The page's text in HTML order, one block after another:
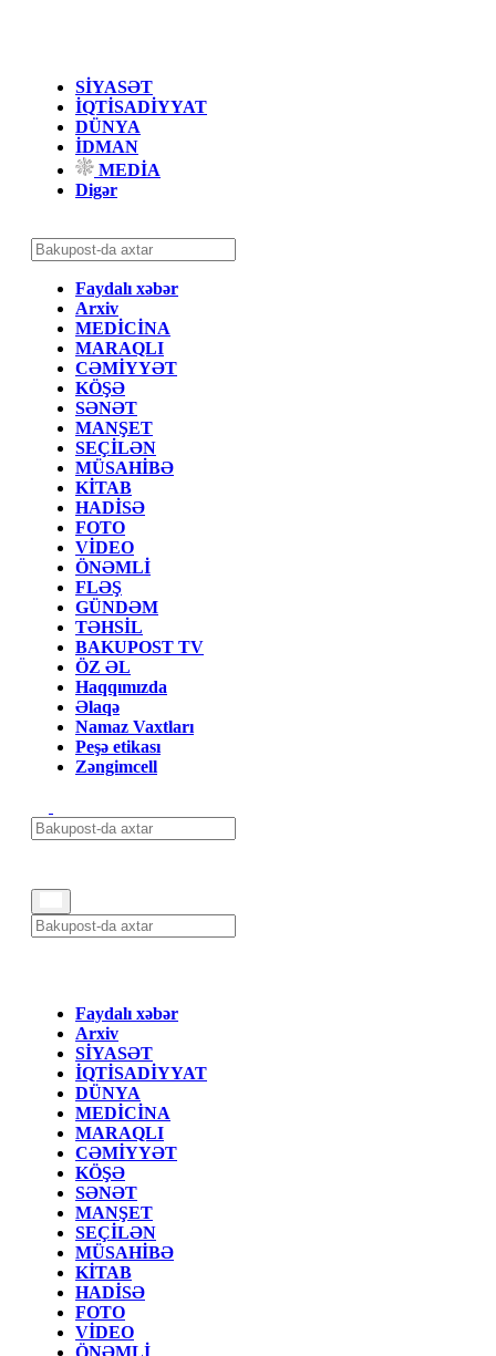
SİYASƏT
İQTİSADİYYAT
DÜNYA
İDMAN
MEDİA
Digər
Faydalı xəbər
Arxiv
MEDİCİNA
MARAQLI
CƏMİYYƏT
KÖŞƏ
SƏNƏT
MANŞET
SEÇİLƏN
MÜSAHİBƏ
KİTAB
HADİSƏ
FOTO
VİDEO
ÖNƏMLİ
FLƏŞ
GÜNDƏM
TƏHSİL
BAKUPOST TV
ÖZ ƏL
Haqqımızda
Əlaqə
Namaz Vaxtları
Peşə etikası
Zəngimcell
Faydalı xəbər
Arxiv
SİYASƏT
İQTİSADİYYAT
DÜNYA
MEDİCİNA
MARAQLI
CƏMİYYƏT
KÖŞƏ
SƏNƏT
MANŞET
SEÇİLƏN
MÜSAHİBƏ
KİTAB
HADİSƏ
FOTO
VİDEO
ÖNƏMLİ